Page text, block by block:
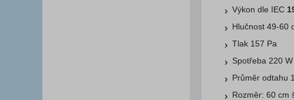
Výkon dle IEC
Hlučnost 49-60
Tlak 157 Pa
Spotřeba 220 W
Průměr odtahu
Rozměr: 60 cm